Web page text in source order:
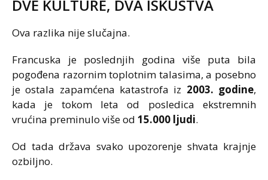
DVE KULTURE, DVA ISKUSTVA
Ova razlika nije slučajna.
Francuska je poslednjih godina više puta bila
pogođena razornim toplotnim talasima, a posebno
je ostala zapamćena katastrofa iz 2003. godine,
kada je tokom leta od posledica ekstremnih
vrućina preminulo više od 15.000 ljudi.
Od tada država svako upozorenje shvata krajnje
ozbiljno.